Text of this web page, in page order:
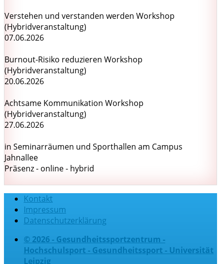
Verstehen und verstanden werden Workshop
(Hybridveranstaltung)
07.06.2026
Burnout-Risiko reduzieren Workshop
(Hybridveranstaltung)
20.06.2026
Achtsame Kommunikation Workshop
(Hybridveranstaltung)
27.06.2026
in Seminarräumen und Sporthallen am Campus
Jahnallee
Präsenz - online - hybrid
Kontakt
Impressum
Datenschutzerklärung
© 2026 - Gesundheitssportzentrum -
Hochschulsport - Gesundheitssport - Universität
Leipzig